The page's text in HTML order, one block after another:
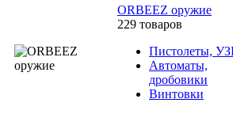
ORBEEZ оружие
229 товаров
Пистолеты,
Автоматы,
дробовики
Винтовки